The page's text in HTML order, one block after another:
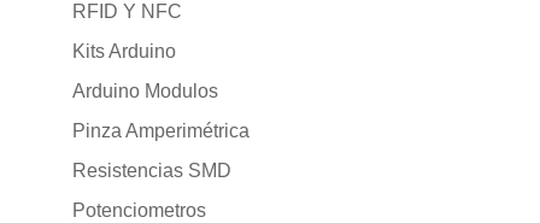
RFID Y NFC
Kits Arduino
Arduino Modulos
Pinza Amperimétrica
Resistencias SMD
Potenciometros